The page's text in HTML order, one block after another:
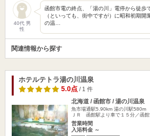
40代 男
性
函館市電の終点、「湯の川」電停から徒歩
（といっても、街中ですが）に昭和初期開
の温…
関連情報から探す
ホテルテトラ湯の川温泉
5.0点/ 1 件
北海道 / 函館市 / 湯の川温泉
魚市場通駅5.90km 湯の川駅580m
ＪＲ 函館駅より車で１５分／函
営業時間
入浴料金 ～